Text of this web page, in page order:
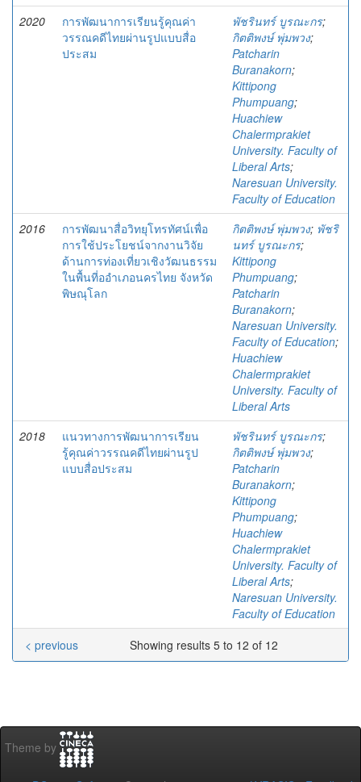
2020
การพัฒนาการเรียนรู้คุณค่า
วรรณคดีไทยผ่านรูปแบบสื่อ
ประสม
พัชรินทร์ บูรณะกร;
กิตติพงษ์ พุ่มพวง;
Patcharin
Buranakorn;
Kittipong
Phumpuang;
Huachiew
Chalermprakiet
University. Faculty of
Liberal Arts;
Naresuan University.
Faculty of Education
2016
การพัฒนาสื่อวิทยุโทรทัศน์เพื่อ
การใช้ประโยชน์จากงานวิจัย
ด้านการท่องเที่ยวเชิงวัฒนธรรม
ในพื้นที่ออำเภอนครไทย จังหวัด
พิษณุโลก
กิตติพงษ์ พุ่มพวง; พัชริ
นทร์ บูรณะกร;
Kittipong
Phumpuang;
Patcharin
Buranakorn;
Naresuan University.
Faculty of Education;
Huachiew
Chalermprakiet
University. Faculty of
Liberal Arts
2018
แนวทางการพัฒนาการเรียน
รู้คุณค่าวรรณคดีไทยผ่านรูป
แบบสื่อประสม
พัชรินทร์ บูรณะกร;
กิตติพงษ์ พุ่มพวง;
Patcharin
Buranakorn;
Kittipong
Phumpuang;
Huachiew
Chalermprakiet
University. Faculty of
Liberal Arts;
Naresuan University.
Faculty of Education
Showing results 5 to 12 of 12
< previous
Theme by